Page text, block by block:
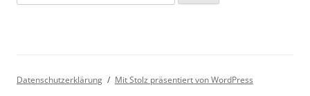
nach:
Datenschutzerklärung Mit Stolz präsentiert von WordPress